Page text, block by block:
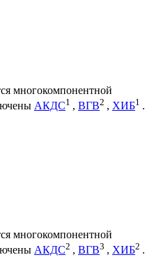
многокомпонентной
АКДС1 , ВГВ2 , ХИБ1 .
многокомпонентной
АКДС2 , ВГВ3 , ХИБ2 .